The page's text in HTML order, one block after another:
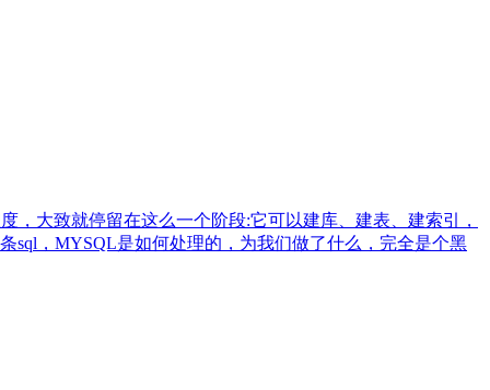
，大致就停留在这么一个阶段:它可以建库、建表、建索引，
sql，MYSQL是如何处理的，为我们做了什么，完全是个黑